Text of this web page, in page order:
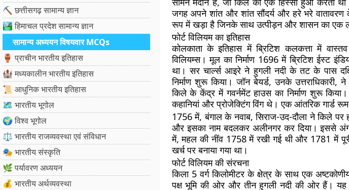
⛏️ छत्तीसगढ़ सामान्य ज्ञान
🏞️ हिमाचल प्रदेश सामान्य ज्ञान
सामान्य अध्ययन विषयवार MCQs
🏺 प्राचीन भारतीय इतिहास
🏰 मध्यकालीन भारतीय इतिहास
📜 आधुनिक भारतीय इतिहास
🗺️ भारतीय भूगोल
🌍 विश्व भूगोल
⚖️ भारतीय राजव्यवस्था एवं संविधान
🎭 भारतीय संस्कृति
🌿 पर्यावरण अध्ययन
💰 भारतीय अर्थव्यवस्था
जगह अपने शांत और शांत सौंदर्य और हरे भरे
रूप में खड़ा है जिनके साथ उत्पीड़न और शासन का एक
फोर्ट विलियम का इतिहास
कोलकाता के इतिहास में ब्रिटिश कलकत्ता में
विलियम्स। मूल का निर्माण 1696 में ब्रिटिश ईस्ट
था। सर चार्ल्स आइरे ने हुगली नदी के तट के पास
निर्माण शुरू किया। जॉन बेयर्ड, उनके
किले के केंद्र में गवर्नमेंट हाउस का निर्माण शुरू
कहानियां और प्रोजेक्टिंग विंग थे। एक आंतरिक गार्ड
1756 में, बंगाल के नवाब, सिराज-उद-दौला ने किले
और इसका नाम बदलकर अलीनगर कर दिया। इससे
में, महल की नींव 1758 में रखी गई थी और 1781 में
खर्च पर बनाया गया था।
फोर्ट विलियम की संरचना
किला 5 वर्ग किलोमीटर के क्षेत्र के साथ एक
पक्ष भूमि की ओर और तीन हुगली नदी की ओर हैं। यह